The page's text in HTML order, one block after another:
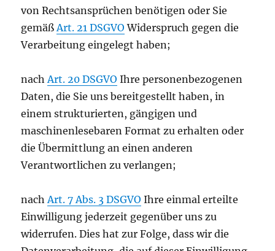
von Rechtsansprüchen benötigen oder Sie
gemäßArt. 21 DSGVO Widerspruch gegen die
Verarbeitung eingelegt haben;
nachArt. 20 DSGVO Ihre personenbezogenen
Daten, die Sie uns bereitgestellt haben, in
einem strukturierten, gängigen und
maschinenlesebaren Format zu erhalten oder
die Übermittlung an einen anderen
Verantwortlichen zu verlangen;
nachArt. 7 Abs. 3 DSGVO Ihre einmal erteilte
Einwilligung jederzeit gegenüber uns zu
widerrufen. Dies hat zur Folge, dass wir die